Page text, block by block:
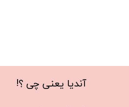
آندیا یعنی چی ؟​​​​​​​!